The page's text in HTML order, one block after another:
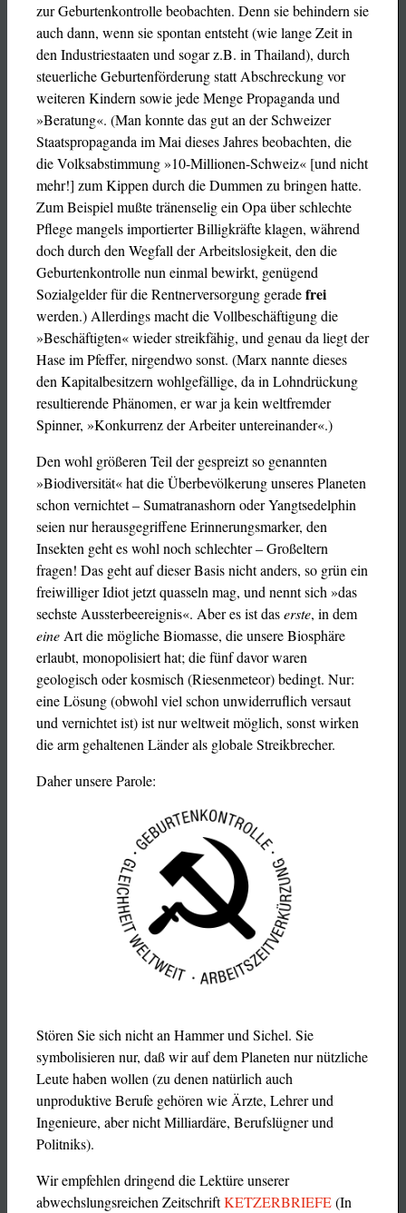
zur Geburtenkontrolle beobachten. Denn sie behindern sie
auch dann, wenn sie spontan entsteht (wie lange Zeit in
den Industriestaaten und sogar z.B. in Thailand), durch
steuerliche Geburtenförderung statt Abschreckung vor
weiteren Kindern sowie jede Menge Propaganda und
»Beratung«. (Man konnte das gut an der Schweizer
Staatspropaganda im Mai dieses Jahres beobachten, die
die Volksabstimmung »10-Millionen-Schweiz« [und nicht
mehr!] zum Kippen durch die Dummen zu bringen hatte.
Zum Beispiel mußte tränenselig ein Opa über schlechte
Pflege mangels importierter Billigkräfte klagen, während
doch durch den Wegfall der Arbeitslosigkeit, den die
Geburtenkontrolle nun einmal bewirkt, genügend
Sozialgelder für die Rentnerversorgung geradefrei
werden.) Allerdings macht die Vollbeschäftigung die
»Beschäftigten« wieder streikfähig, und genau da liegt der
Hase im Pfeffer, nirgendwo sonst. (Marx nannte dieses
den Kapitalbesitzern wohlgefällige, da in Lohndrückung
resultierende Phänomen, er war ja kein weltfremder
Spinner, »Konkurrenz der Arbeiter untereinander«.)
Den wohl größeren Teil der gespreizt so genannten
»Biodiversität« hat die Überbevölkerung unseres Planeten
schon vernichtet – Sumatranashorn oder Yangtsedelphin
seien nur herausgegriffene Erinnerungsmarker, den
Insekten geht es wohl noch schlechter – Großeltern
fragen! Das geht auf dieser Basis nicht anders, so grün ein
freiwilliger Idiot jetzt quasseln mag, und nennt sich »das
sechste Aussterbeereignis«. Aber es ist daserste, in dem
eineArt die mögliche Biomasse, die unsere Biosphäre
erlaubt, monopolisiert hat; die fünf davor waren
geologisch oder kosmisch (Riesenmeteor) bedingt. Nur:
eine Lösung (obwohl viel schon unwiderruflich versaut
und vernichtet ist) ist nur weltweit möglich, sonst wirken
die arm gehaltenen Länder als globale Streikbrecher.
Daher unsere Parole:
Stören Sie sich nicht an Hammer und Sichel. Sie
symbolisieren nur, daß wir auf dem Planeten nur nützliche
Leute haben wollen (zu denen natürlich auch
unproduktive Berufe gehören wie Ärzte, Lehrer und
Ingenieure, aber nicht Milliardäre, Berufslügner und
Politniks).
Wir empfehlen dringend die Lektüre unserer
abwechslungsreichen ZeitschriftKETZERBRIEFE(In